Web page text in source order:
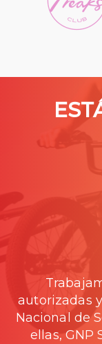
autorizadas
Nacional de
ellas, GNP